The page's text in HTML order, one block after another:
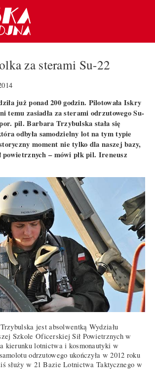
za sterami Su-22
już ponad 200 godzin. Pilotowała Iskry
zasiadła za sterami odrzutowego Su-
pil. Barbara Trzybulska stała się
odbyła samodzielny lot na tym typie
moment nie tylko dla naszej bazy,
powietrznych – mówi płk pil. Ireneusz
jest absolwentką Wydziału
Szkole Oficerskiej Sił Powietrznych w
kierunku lotnictwa i kosmonautyki w
odrzutowego ukończyła w 2012 roku
służy w 21 Bazie Lotnictwa Taktycznego w